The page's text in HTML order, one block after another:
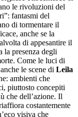
le rivoluzioni del
fantasmi del
di tormentare il
anche se la
di appesantire il
la presenza degli
Come le luci di
le scene di Leila
ambienti che
piuttosto concepiti
che dell’azione. Il
costantemente
visiva che